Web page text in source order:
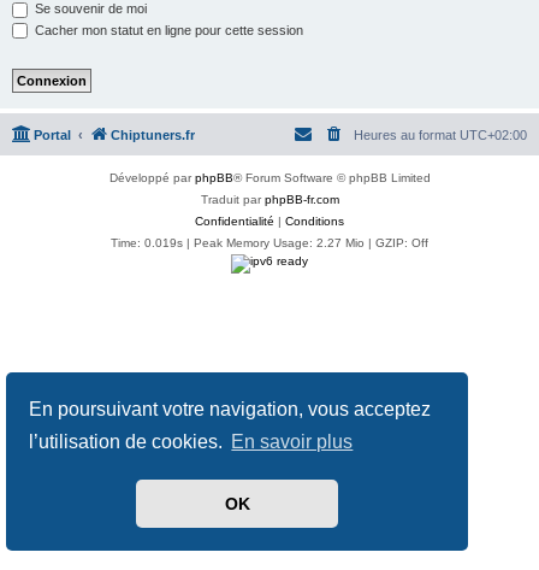
En poursuivant votre navigation, vous acceptez
l’utilisation de cookies. En savoir plus
OK
Se souvenir de moi
Cacher mon statut en ligne pour cette session
Portal Chiptuners.fr Heures au format UTC+02:00
Développé parphpBB® Forum Software © phpBB Limited
Traduit parphpBB-fr.com
Confidentialité | Conditions
Time: 0.019s | Peak Memory Usage: 2.27 Mio | GZIP: Off